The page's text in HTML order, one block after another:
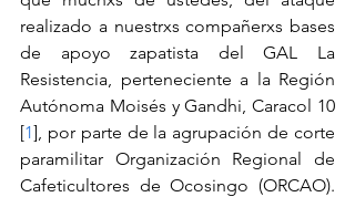
realizado a nuestrxs compañerxs bases
de apoyo zapatista del GAL La
Resistencia, perteneciente a la Región
Autónoma Moisés y Gandhi, Caracol 10
[1], por parte de la agrupación de corte
paramilitar Organización Regional de
Cafeticultores de Ocosingo (ORCAO).